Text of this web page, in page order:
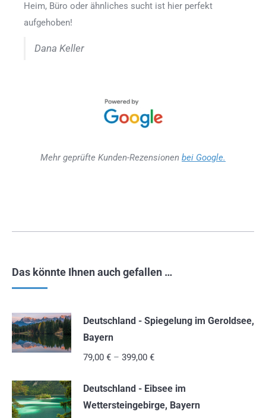
Heim, Büro oder ähnliches sucht ist hier perfekt
aufgehoben!
Dana Keller
Mehr geprüfte Kunden-Rezensionen bei Google.
Das könnte Ihnen auch gefallen …
Deutschland - Spiegelung im Geroldsee,
Bayern
79,00 € – 399,00 €
Deutschland - Eibsee im
Wettersteingebirge, Bayern